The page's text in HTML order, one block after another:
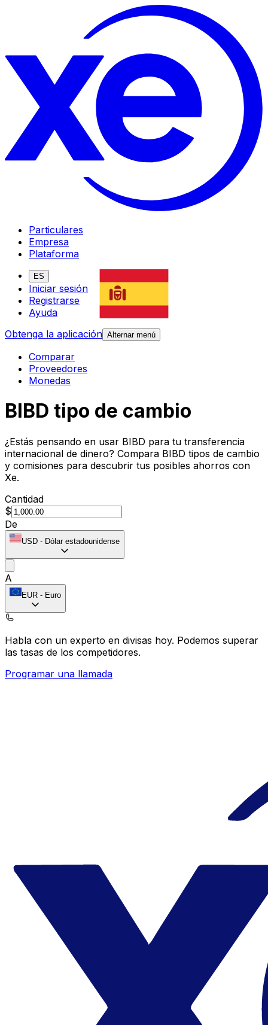
Particulares
Empresa
Plataforma
ES
Iniciar sesión
Registrarse
Ayuda
Obtenga la aplicación Alternar menú
Comparar
Proveedores
Monedas
BIBD tipo de cambio
¿Estás pensando en usar BIBD para tu transferencia
internacional de dinero? Compara BIBD tipos de cambio
y comisiones para descubrir tus posibles ahorros con
Xe.
Cantidad
$
De
USD - Dólar estadounidense
A
EUR - Euro
Habla con un experto en divisas hoy. Podemos superar
las tasas de los competidores.
Programar una llamada